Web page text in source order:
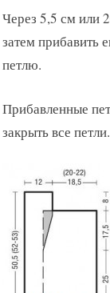
Через 5,5 см или
затем прибавить
петлю.
Прибавленные
закрыть все петли.